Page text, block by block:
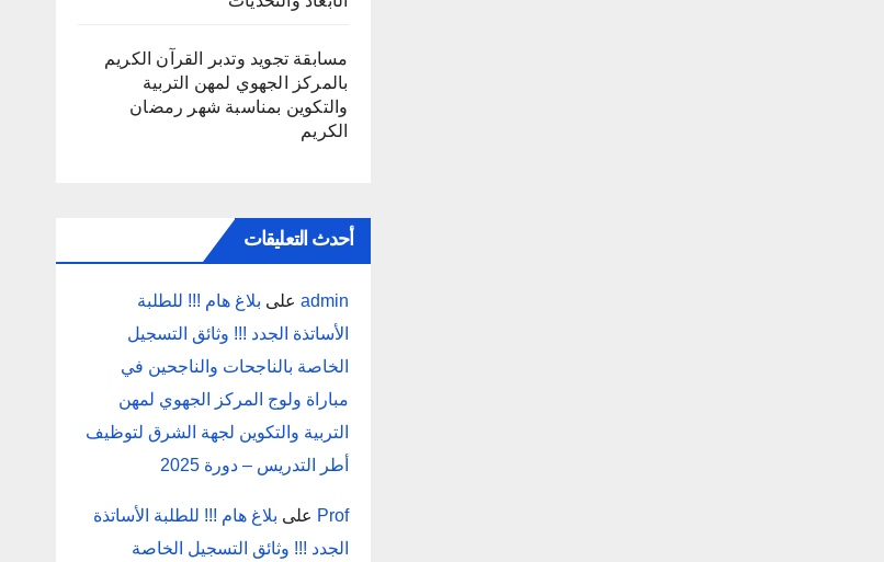
مسابقة تجويد وتدبر القرآن الكريم
بالمركز الجهوي لمهن التربية
والتكوين بمناسبة شهر رمضان
الكريم
أحدث التعليقات
admin على بلاغ هام !!! للطلبة
الأساتذة الجدد !!! وثائق التسجيل
الخاصة بالناجحات والناجحين في
مباراة ولوج المركز الجهوي لمهن
التربية والتكوين لجهة الشرق لتوظيف
أطر التدريس – دورة 2025
Prof على بلاغ هام !!! للطلبة الأساتذة
الجدد !!! وثائق التسجيل الخاصة